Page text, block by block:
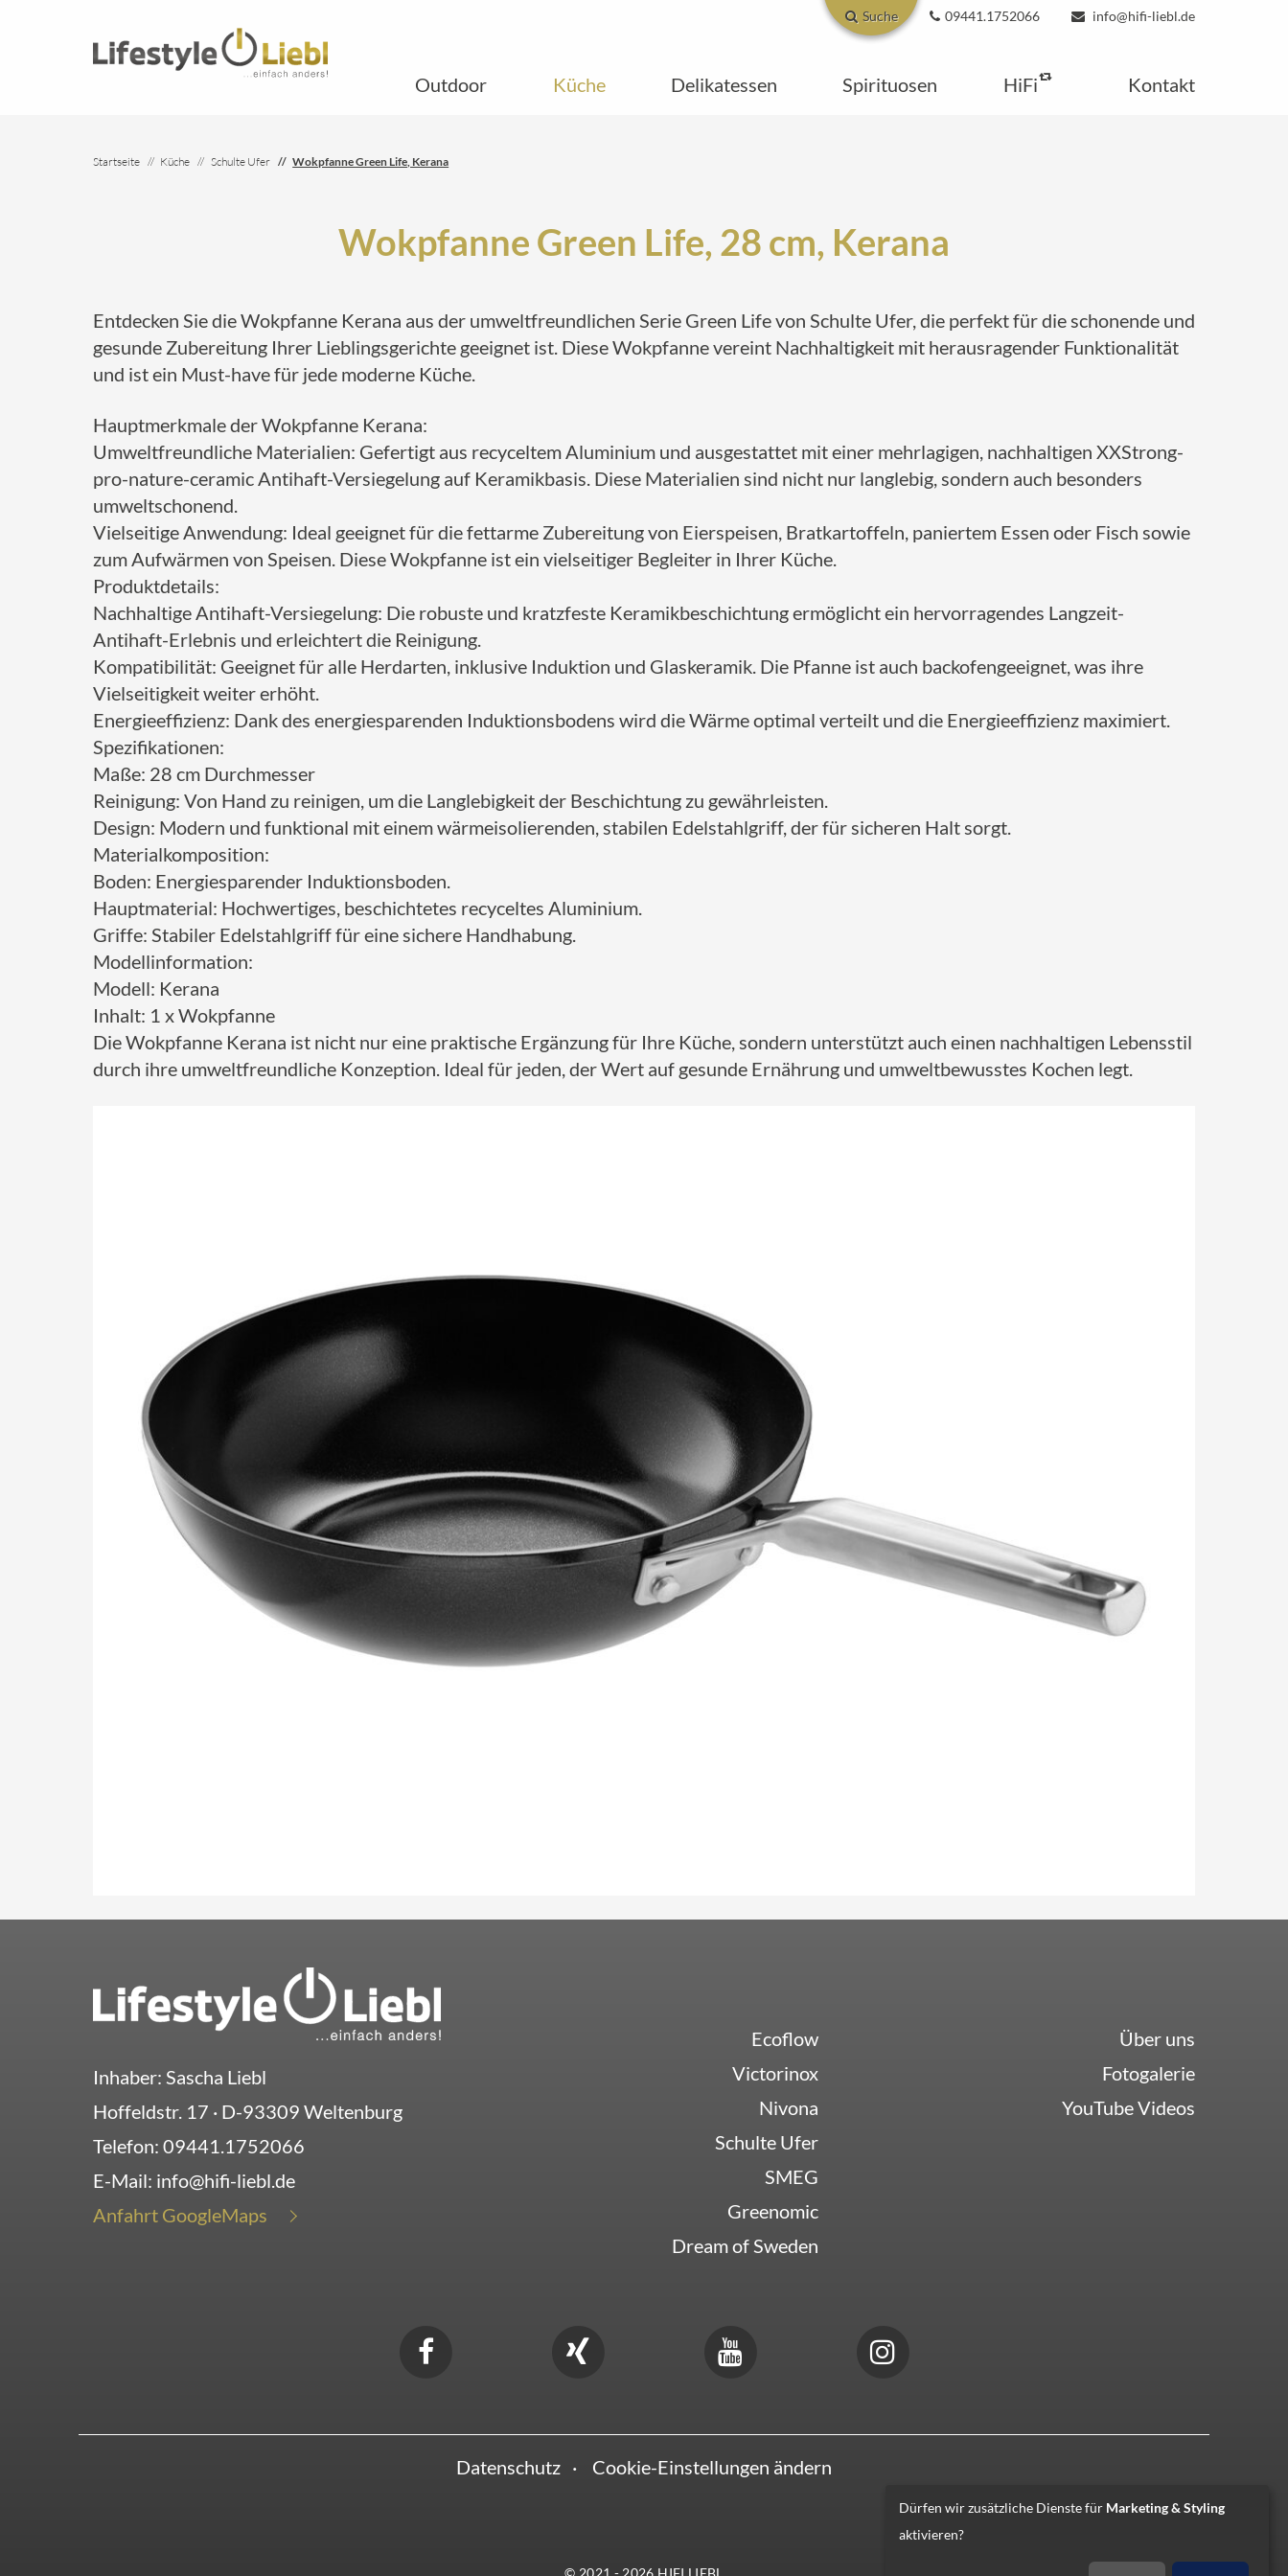
Suche 09441.1752066 info@hifi-liebl.de
Outdoor Küche Delikatessen Spirituosen HiFi Kontakt
Startseite Küche Schulte Ufer Wokpfanne Green Life, Kerana
Wokpfanne Green Life, 28 cm, Kerana
Entdecken Sie die Wokpfanne Kerana aus der umweltfreundlichen Serie Green Life von Schulte Ufer, die perfekt für die schonende und
gesunde Zubereitung Ihrer Lieblingsgerichte geeignet ist. Diese Wokpfanne vereint Nachhaltigkeit mit herausragender Funktionalität
und ist ein Must-have für jede moderne Küche.
Hauptmerkmale der Wokpfanne Kerana:
Umweltfreundliche Materialien: Gefertigt aus recyceltem Aluminium und ausgestattet mit einer mehrlagigen, nachhaltigen XXStrong-
pro-nature-ceramic Antihaft-Versiegelung auf Keramikbasis. Diese Materialien sind nicht nur langlebig, sondern auch besonders
umweltschonend.
Vielseitige Anwendung: Ideal geeignet für die fettarme Zubereitung von Eierspeisen, Bratkartoffeln, paniertem Essen oder Fisch sowie
zum Aufwärmen von Speisen. Diese Wokpfanne ist ein vielseitiger Begleiter in Ihrer Küche.
Produktdetails:
Nachhaltige Antihaft-Versiegelung: Die robuste und kratzfeste Keramikbeschichtung ermöglicht ein hervorragendes Langzeit-
Antihaft-Erlebnis und erleichtert die Reinigung.
Kompatibilität: Geeignet für alle Herdarten, inklusive Induktion und Glaskeramik. Die Pfanne ist auch backofengeeignet, was ihre
Vielseitigkeit weiter erhöht.
Energieeffizienz: Dank des energiesparenden Induktionsbodens wird die Wärme optimal verteilt und die Energieeffizienz maximiert.
Spezifikationen:
Maße: 28 cm Durchmesser
Reinigung: Von Hand zu reinigen, um die Langlebigkeit der Beschichtung zu gewährleisten.
Design: Modern und funktional mit einem wärmeisolierenden, stabilen Edelstahlgriff, der für sicheren Halt sorgt.
Materialkomposition:
Boden: Energiesparender Induktionsboden.
Hauptmaterial: Hochwertiges, beschichtetes recyceltes Aluminium.
Griffe: Stabiler Edelstahlgriff für eine sichere Handhabung.
Modellinformation:
Modell: Kerana
Inhalt: 1 x Wokpfanne
Die Wokpfanne Kerana ist nicht nur eine praktische Ergänzung für Ihre Küche, sondern unterstützt auch einen nachhaltigen Lebensstil
durch ihre umweltfreundliche Konzeption. Ideal für jeden, der Wert auf gesunde Ernährung und umweltbewusstes Kochen legt.
Inhaber: Sascha Liebl
Hoffeldstr. 17 · D-93309 Weltenburg
Telefon: 09441.1752066
E-Mail: info@hifi-liebl.de
Anfahrt GoogleMaps
Ecoflow
Victorinox
Nivona
Schulte Ufer
SMEG
Greenomic
Dream of Sweden
Über uns
Fotogalerie
YouTube Videos
Datenschutz Cookie-Einstellungen ändern
© 2021 - 2026 HIFI LIEBL
Dürfen wir zusätzliche Dienste für Marketing & Styling
aktivieren?